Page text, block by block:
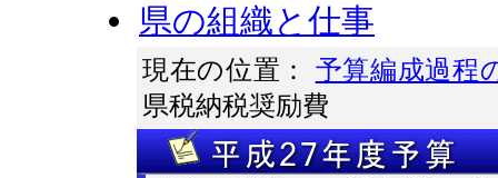
県の組織と仕事
現在の位置： 予算編成過程
県税納税奨励費